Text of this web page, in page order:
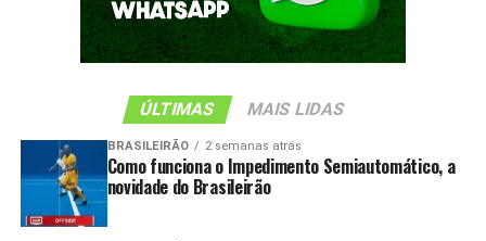
ÚLTIMAS MAIS LIDAS
BRASILEIRÃO 2 semanas atrás
Como funciona o Impedimento Semiautomático, a
novidade do Brasileirão